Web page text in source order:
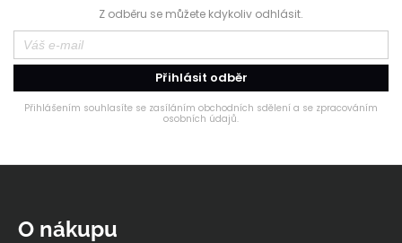
Z odběru se můžete kdykoliv odhlásit.
Přihlásit odběr
Přihlášením souhlasíte se zasíláním obchodních sdělení a se zpracováním
osobních údajů.
O nákupu